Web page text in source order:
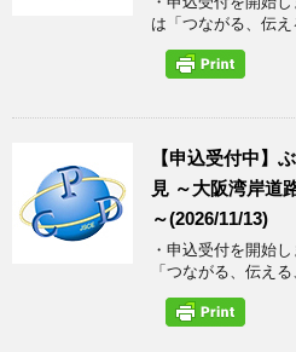
は「つながる、伝え
【申込受付中】
見 ～大阪湾岸道
～(2026/11/13)
・申込受付を開始
「つながる、伝える